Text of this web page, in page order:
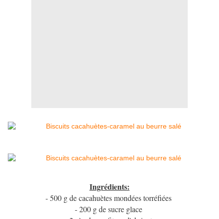
Ingrédients:
- 500 g de cacahuètes mondées torréfiées
- 200 g de sucre glace